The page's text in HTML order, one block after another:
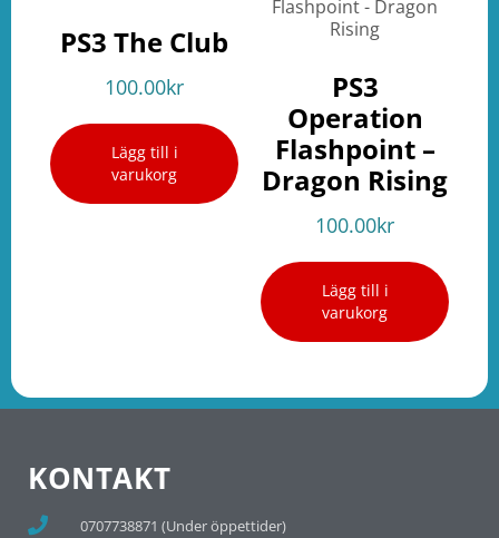
PS3 The Club
100.00kr
Lägg till i
varukorg
PS3
Operation
Flashpoint –
Dragon Rising
100.00kr
Lägg till i
varukorg
KONTAKT
0707738871 (Under öppettider)